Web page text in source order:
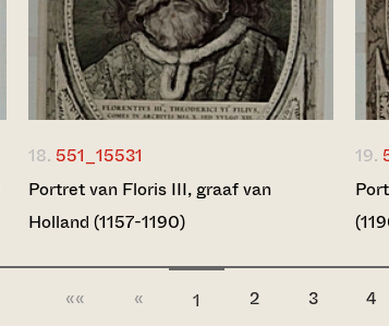
18. 551_15531
Portret van Floris III, graaf van
Holland (1157-1190)
19.
«« « 1 2 3 4